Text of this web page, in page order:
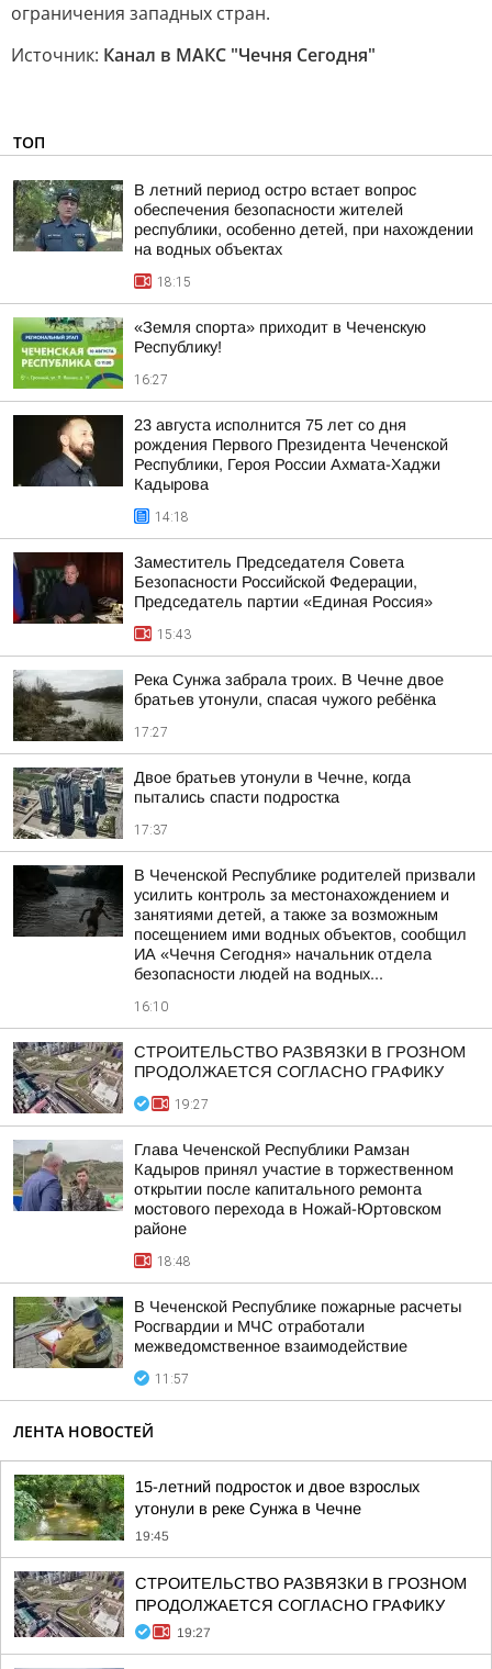
ограничения западных стран.
Источник: Канал в МАКС "Чечня Сегодня"
ТОП
В летний период остро встает вопрос
обеспечения безопасности жителей
республики, особенно детей, при нахождении
на водных объектах
18:15
«Земля спорта» приходит в Чеченскую
Республику!
16:27
23 августа исполнится 75 лет со дня
рождения Первого Президента Чеченской
Республики, Героя России Ахмата-Хаджи
Кадырова
14:18
Заместитель Председателя Совета
Безопасности Российской Федерации,
Председатель партии «Единая Россия»
15:43
Река Сунжа забрала троих. В Чечне двое
братьев утонули, спасая чужого ребёнка
17:27
Двое братьев утонули в Чечне, когда
пытались спасти подростка
17:37
В Чеченской Республике родителей призвали
усилить контроль за местонахождением и
занятиями детей, а также за возможным
посещением ими водных объектов, сообщил
ИА «Чечня Сегодня» начальник отдела
безопасности людей на водных...
16:10
СТРОИТЕЛЬСТВО РАЗВЯЗКИ В ГРОЗНОМ
ПРОДОЛЖАЕТСЯ СОГЛАСНО ГРАФИКУ
19:27
Глава Чеченской Республики Рамзан
Кадыров принял участие в торжественном
открытии после капитального ремонта
мостового перехода в Ножай-Юртовском
районе
18:48
В Чеченской Республике пожарные расчеты
Росгвардии и МЧС отработали
межведомственное взаимодействие
11:57
ЛЕНТА НОВОСТЕЙ
15-летний подросток и двое взрослых
утонули в реке Сунжа в Чечне
19:45
СТРОИТЕЛЬСТВО РАЗВЯЗКИ В ГРОЗНОМ
ПРОДОЛЖАЕТСЯ СОГЛАСНО ГРАФИКУ
19:27